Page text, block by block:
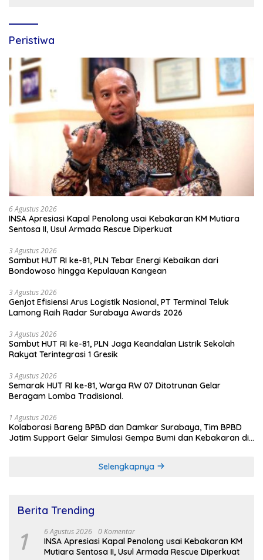
Peristiwa
6 Agustus 2026
INSA Apresiasi Kapal Penolong usai Kebakaran KM Mutiara
Sentosa II, Usul Armada Rescue Diperkuat
3 Agustus 2026
Sambut HUT RI ke-81, PLN Tebar Energi Kebaikan dari
Bondowoso hingga Kepulauan Kangean
3 Agustus 2026
Genjot Efisiensi Arus Logistik Nasional, PT Terminal Teluk
Lamong Raih Radar Surabaya Awards 2026
3 Agustus 2026
Sambut HUT RI ke-81, PLN Jaga Keandalan Listrik Sekolah
Rakyat Terintegrasi 1 Gresik
3 Agustus 2026
Semarak HUT RI ke-81, Warga RW 07 Ditotrunan Gelar
Beragam Lomba Tradisional.
1 Agustus 2026
Kolaborasi Bareng BPBD dan Damkar Surabaya, Tim BPBD
Jatim Support Gelar Simulasi Gempa Bumi dan Kebakaran di
Selengkapnya
Berita Trending
1 6 Agustus 2026 0 Komentar
INSA Apresiasi Kapal Penolong usai Kebakaran KM
Mutiara Sentosa II, Usul Armada Rescue Diperkuat